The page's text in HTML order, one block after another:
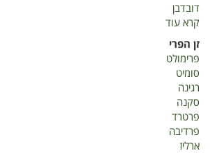
דובדבן
קרא עוד
זן הפרי
פרימולט
סומיט
רגינה
סקנה
פרטרד
פרדיבה
ארליז